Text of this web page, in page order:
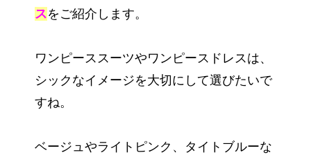
スをご紹介します。
ワンピーススーツやワンピースドレスは、
シックなイメージを大切にして選びたいで
すね。
ベージュやライトピンク、タイトブルーな